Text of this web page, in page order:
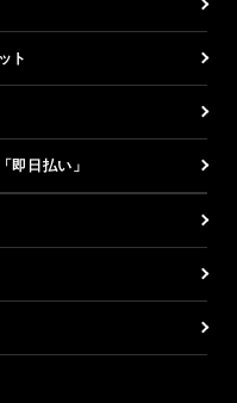
ト
即日払い」